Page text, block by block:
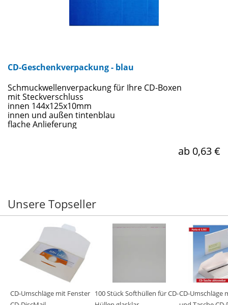
CD-Geschenkverpackung - blau
Schmuckwellenverpackung für Ihre CD-Boxen
mit Steckverschluss
innen 144x125x10mm
innen und außen tintenblau
flache Anlieferung
ab 0,63 €
Unsere Topseller
CD-Umschläge mit Fenster 100 Stück Softhüllen für CD-CD-Umschläge